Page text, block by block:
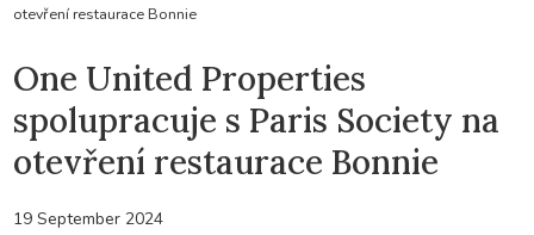
otevření restaurace Bonnie
One United Properties
spolupracuje s Paris Society na
otevření restaurace Bonnie
19 September 2024